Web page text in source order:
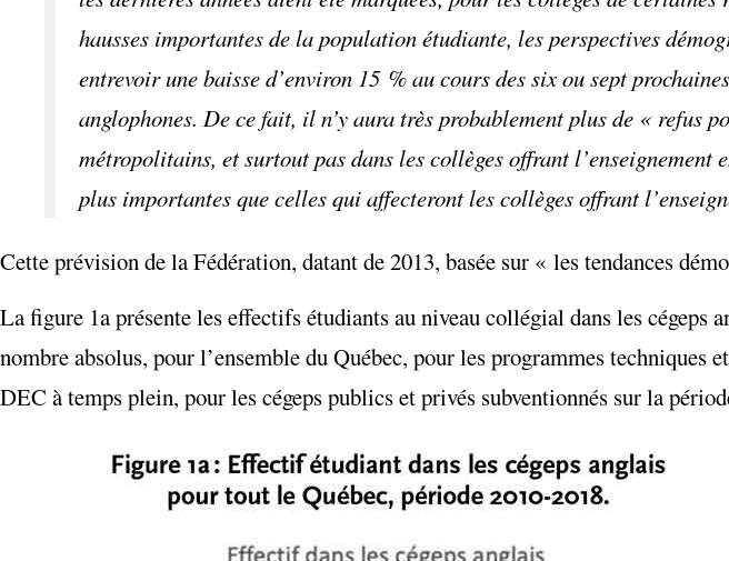
hausses importantes de la population étudiante, les perspectives
entrevoir une baisse d’environ 15 % au cours des six ou sept
anglophones. De ce fait, il n’y aura très probablement plus de « refus
métropolitains, et surtout pas dans les collèges offrant l’enseignement
plus importantes que celles qui affecteront les collèges offrant
Cette prévision de la Fédération, datant de 2013, basée sur « les tendances
La figure 1a présente les effectifs étudiants au niveau collégial dans les cégeps
nombre absolus, pour l’ensemble du Québec, pour les programmes
DEC à temps plein, pour les cégeps publics et privés subventionnés sur la